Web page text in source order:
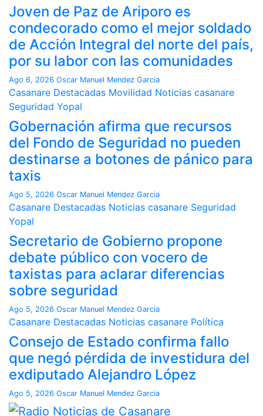
Joven de Paz de Ariporo es
condecorado como el mejor soldado
de Acción Integral del norte del país,
por su labor con las comunidades
Ago 6, 2026 Oscar Manuel Mendez Garcia
Casanare Destacadas Movilidad Noticias casanare
Seguridad Yopal
Gobernación afirma que recursos
del Fondo de Seguridad no pueden
destinarse a botones de pánico para
taxis
Ago 5, 2026 Oscar Manuel Mendez Garcia
Casanare Destacadas Noticias casanare Seguridad
Yopal
Secretario de Gobierno propone
debate público con vocero de
taxistas para aclarar diferencias
sobre seguridad
Ago 5, 2026 Oscar Manuel Mendez Garcia
Casanare Destacadas Noticias casanare Política
Consejo de Estado confirma fallo
que negó pérdida de investidura del
exdiputado Alejandro López
Ago 5, 2026 Oscar Manuel Mendez Garcia